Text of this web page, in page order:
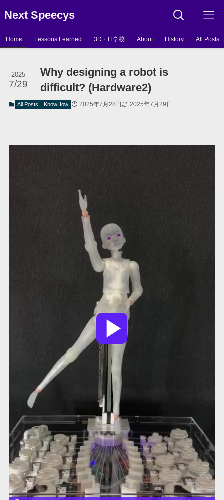
Next Speecys
Home Lessons Learned 3D・IT学校 About History All Posts
Why designing a robot is
difficult? (Hardware2)
2025
7/29
All Posts KnowHow 2025年7月28日 2025年7月29日